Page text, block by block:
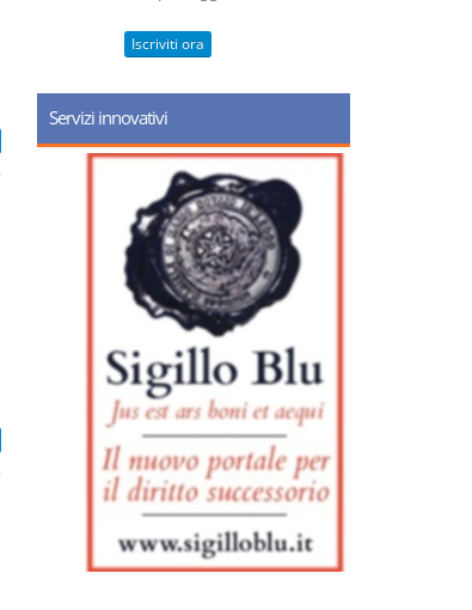
Iscriviti ora
Servizi innovativi